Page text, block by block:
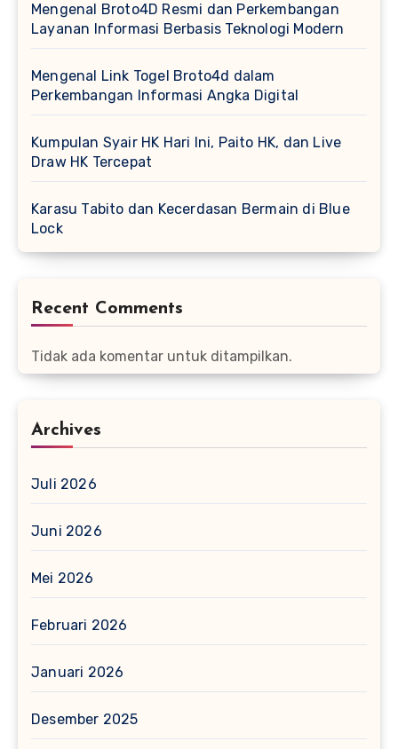
Mengenal Broto4D Resmi dan Perkembangan
Layanan Informasi Berbasis Teknologi Modern
Mengenal Link Togel Broto4d dalam
Perkembangan Informasi Angka Digital
Kumpulan Syair HK Hari Ini, Paito HK, dan Live
Draw HK Tercepat
Karasu Tabito dan Kecerdasan Bermain di Blue
Lock
Recent Comments
Tidak ada komentar untuk ditampilkan.
Archives
Juli 2026
Juni 2026
Mei 2026
Februari 2026
Januari 2026
Desember 2025